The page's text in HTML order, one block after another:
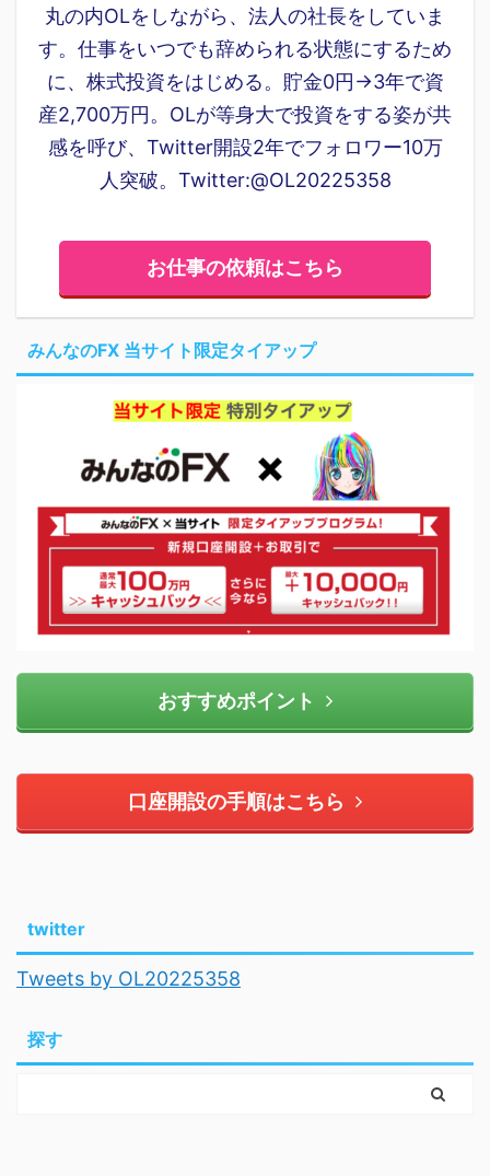
丸の内OLをしながら、法人の社長をしていま
す。仕事をいつでも辞められる状態にするため
に、株式投資をはじめる。貯金0円→3年で資
産2,700万円。OLが等身大で投資をする姿が共
感を呼び、Twitter開設2年でフォロワー10万
人突破。Twitter:@OL20225358
お仕事の依頼はこちら
みんなのFX 当サイト限定タイアップ
おすすめポイント
口座開設の手順はこちら
twitter
Tweets by OL20225358
探す